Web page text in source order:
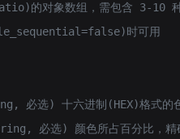
的对象数组，需包含 3-10
时可用
必选) 十六进制(HEX)格式的
必选) 颜色所占百分比，精